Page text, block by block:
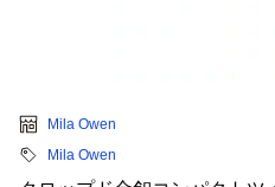
Mila Owen
Mila Owen